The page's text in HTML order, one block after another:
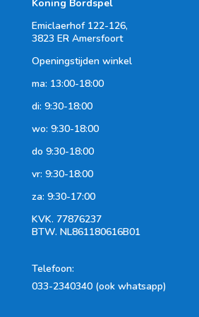
4 spelers
5 spelers
6 spelers
Koning Bordspel
Emiclaerhof 122-126,
3823 ER Amersfoort
Openingstijden winkel
ma: 13:00-18:00
di: 9:30-18:00
wo: 9:30-18:00
do 9:30-18:00
vr: 9:30-18:00
za: 9:30-17:00
KVK. 77876237
BTW. NL861180616B01
Telefoon:
033-2340340 (ook whatsapp)